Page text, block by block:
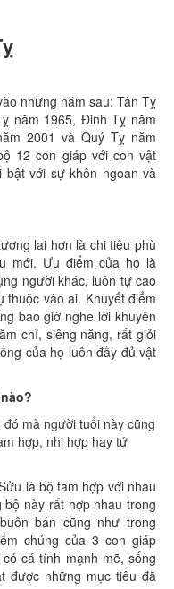
những năm sau: Tân Tỵ
năm 1965, Đinh Tỵ năm
2001 và Quý Tỵ năm
12 con giáp với con vật
với sự khôn ngoan và
lai hơn là chi tiêu phù
mới. Ưu điểm của họ là
người khác, luôn tự cao
vào ai. Khuyết điểm
bao giờ nghe lời khuyên
chỉ, siêng năng, rất giỏi
của họ luôn đầy đủ vật
mà người tuổi này cũng
hợp, nhị hợp hay tứ
là bộ tam hợp với nhau
này rất hợp nhau trong
bán cũng như trong
chúng của 3 con giáp
cá tính mạnh mẽ, sống
được những mục tiêu đã